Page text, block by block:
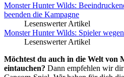
Monster Hunter Wilds:
beenden die Kampagne
Lesenswerter Artikel
Monster Hunter Wilds: Spieler
Lesenswerter Artikel
Möchtest du auch in die Welt von
eintauchen? Dann empfehlen wir